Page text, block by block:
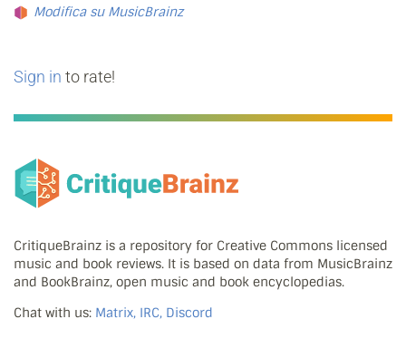
Modifica su MusicBrainz
Sign in to rate!
CritiqueBrainz is a repository for Creative Commons licensed
music and book reviews. It is based on data from MusicBrainz
and BookBrainz, open music and book encyclopedias.
Chat with us: Matrix, IRC, Discord